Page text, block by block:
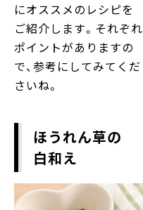
にオススメのレシピを
ご紹介します。それぞれ
ポイントがありますの
で、参考にしてみてくだ
さいね。
ほうれん草の
白和え